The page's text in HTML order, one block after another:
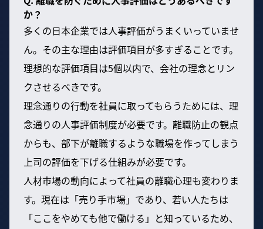
か？
多くの日本企業では人事評価がうまくいっていませ
ん。その主な理由は評価項目が多すぎることです。
理想的な評価項目は5個以内で、会社の理念とリン
クさせるべきです。
理念通りの行動を社員に取ってもらうためには、理
念通りの人事評価制度が必要です。離職防止の観点
からも、部下が離職するような職場を作ってしまう
上司の評価を下げる仕組みが必要です。
人材市場の動向によって社員の離職心理も変わりま
す。現在は「売り手市場」であり、若い人たちは
「ここをやめても他で働ける」と知っているため、